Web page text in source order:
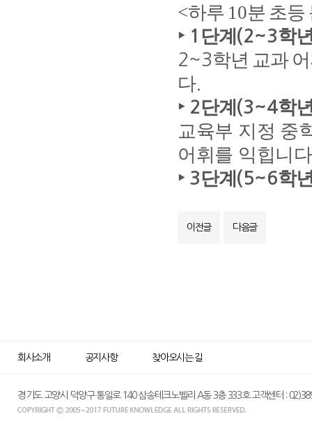
<하루 10분 초
‣ 1 단계 (2~3학
2~3학년 교과
다.
‣ 2단계 (3~4학
교육부 지정 중
어휘를 익힙니다
‣ 3단계 (5~6학
이전글 다음글
회사소개 공지사항 찾아오시는 길
경기도 고양시 덕양구 통일로 140 삼송테크노벨리 A동 3층 333호 고객센터 :